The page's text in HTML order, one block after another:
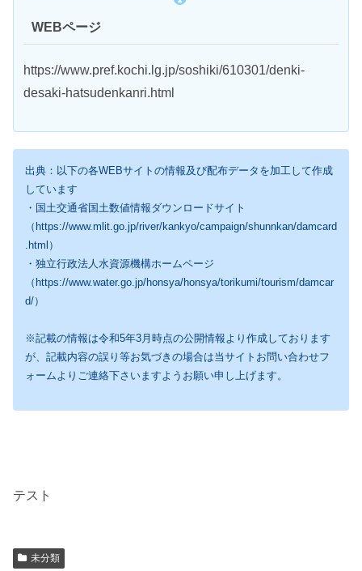
WEBページ
https://www.pref.kochi.lg.jp/soshiki/610301/denki-
desaki-hatsudenkanri.html
出典：以下の各WEBサイトの情報及び配布データを加工して作成
しています
・国土交通省国土数値情報ダウンロードサイト
（https://www.mlit.go.jp/river/kankyo/campaign/shunnkan/damcard
.html）
・独立行政法人水資源機構ホームページ
（https://www.water.go.jp/honsya/honsya/torikumi/tourism/damcar
d/）
※記載の情報は令和5年3月時点の公開情報より作成しております
が、記載内容の誤り等お気づきの場合は当サイトお問い合わせフ
ォームよりご連絡下さいますようお願い申し上げます。
テスト
未分類